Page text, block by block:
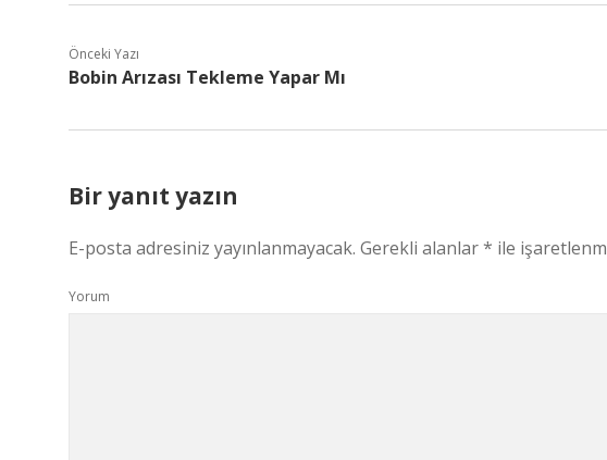
Önceki Yazı
Bobin Arızası Tekleme Yapar Mı
Bir yanıt yazın
E-posta adresiniz yayınlanmayacak. Gerekli alanlar* ile
Yorum